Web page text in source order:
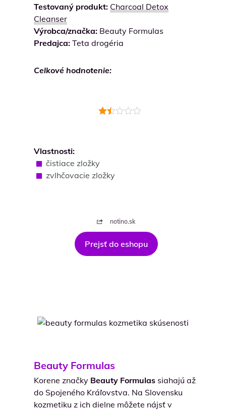
Testovaný produkt: Charcoal Detox
Cleanser
Výrobca/značka:Beauty Formulas
Predajca:Teta drogéria
Celkové hodnotenie:
Vlastnosti:
čistiace zložky
zvlhčovacie zložky
notino.sk
Prejsť do eshopu
Beauty Formulas
Korene značky Beauty Formulassiahajú až
do Spojeného Kráľovstva. Na Slovensku
kozmetiku z ich dielne môžete nájsť v